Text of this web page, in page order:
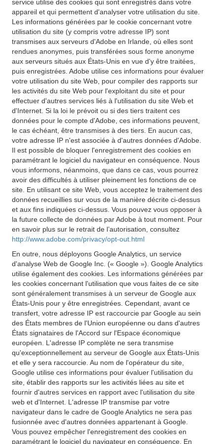
service utilise des cookies qui sont enregistrés dans votre
appareil et qui permettent d'analyser votre utilisation du site.
Les informations générées par le cookie concernant votre
utilisation du site (y compris votre adresse IP) sont
transmises aux serveurs d'Adobe en Irlande, où elles sont
rendues anonymes, puis transférées sous forme anonyme
aux serveurs situés aux États-Unis en vue d'y être traitées,
puis enregistrées. Adobe utilise ces informations pour évaluer
votre utilisation du site Web, pour compiler des rapports sur
les activités du site Web pour l'exploitant du site et pour
effectuer d'autres services liés à l'utilisation du site Web et
d'Internet. Si la loi le prévoit ou si des tiers traitent ces
données pour le compte d'Adobe, ces informations peuvent,
le cas échéant, être transmises à des tiers. En aucun cas,
votre adresse IP n'est associée à d'autres données d'Adobe.
Il est possible de bloquer l'enregistrement des cookies en
paramétrant le logiciel du navigateur en conséquence. Nous
vous informons, néanmoins, que dans ce cas, vous pourrez
avoir des difficultés à utiliser pleinement les fonctions de ce
site. En utilisant ce site Web, vous acceptez le traitement des
données recueillies sur vous de la manière décrite ci-dessus
et aux fins indiquées ci-dessus. Vous pouvez vous opposer à
la future collecte de données par Adobe à tout moment. Pour
en savoir plus sur le retrait de l’autorisation, consultez
http://www.adobe.com/privacy/opt-out.html
En outre, nous déployons Google Analytics, un service
d'analyse Web de Google Inc. (« Google »). Google Analytics
utilise également des cookies. Les informations générées par
les cookies concernant l'utilisation que vous faites de ce site
sont généralement transmises à un serveur de Google aux
États-Unis pour y être enregistrées. Cependant, avant ce
transfert, votre adresse IP est raccourcie par Google au sein
des États membres de l'Union européenne ou dans d'autres
États signataires de l'Accord sur l'Espace économique
européen. L'adresse IP complète ne sera transmise
qu'exceptionnellement au serveur de Google aux États-Unis
et elle y sera raccourcie. Au nom de l'opérateur du site,
Google utilise ces informations pour évaluer l'utilisation du
site, établir des rapports sur les activités liées au site et
fournir d'autres services en rapport avec l'utilisation du site
web et d'Internet. L'adresse IP transmise par votre
navigateur dans le cadre de Google Analytics ne sera pas
fusionnée avec d'autres données appartenant à Google.
Vous pouvez empêcher l'enregistrement des cookies en
paramétrant le logiciel du navigateur en conséquence. En